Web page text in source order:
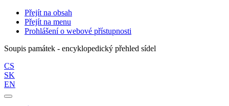
Přejít na obsah
Přejít na menu
Prohlášení o webové přístupnosti
Soupis památek - encyklopedický přehled sídel
CS
SK
EN